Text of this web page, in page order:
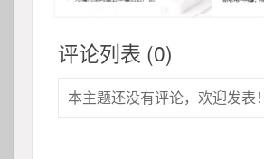
评论列表 (0)
本主题还没有评论，欢迎发表！